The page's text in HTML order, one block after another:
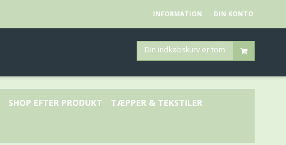
INFORMATION DIN KONTO
Din indkøbskurv er tom
SHOP EFTER PRODUKT TÆPPER & TEKSTILER